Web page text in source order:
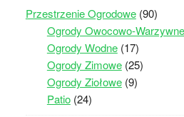
Przestrzenie Ogrodowe(90)
Ogrody Owocowo-Warzywne
Ogrody Wodne(17)
Ogrody Zimowe(25)
Ogrody Ziołowe(9)
Patio(24)